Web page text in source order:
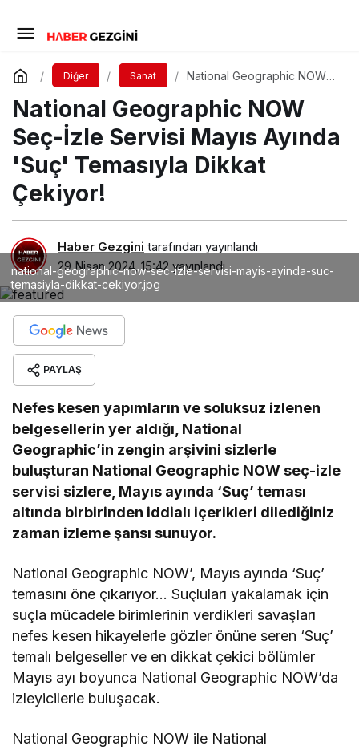
Diğer Sanat
National Geographic NOW
Ayında 'Suç' Temasıyla
Dikkat Çekiyor!
National Geographic NOW
Seç-İzle Servisi Mayıs Ayında
'Suç' Temasıyla Dikkat
Çekiyor!
Haber Gezgini tarafından yayınlandı
29 Nisan 2024, 15:42 yayınlandı
national-geographic-now-sec-izle-servisi-mayis-ayinda-suc-
temasiyla-dikkat-cekiyor.jpg
PAYLAŞ
Nefes kesen yapımların ve soluksuz izlenen
belgesellerin yer aldığı, National
Geographic’in zengin arşivini sizlerle
buluşturan National Geographic NOW seç-izle
servisi sizlere, Mayıs ayında ‘Suç’ teması
altında birbirinden iddialı içerikleri dilediğiniz
zaman izleme şansı sunuyor.
National Geographic NOW’, Mayıs ayında ‘Suç’
temasını öne çıkarıyor… Suçluları yakalamak için
suçla mücadele birimlerinin verdikleri savaşları
nefes kesen hikayelerle gözler önüne seren ‘Suç’
temalı belgeseller ve en dikkat çekici bölümler
Mayıs ayı boyunca National Geographic NOW’da
izleyicilerle buluşacak.
National Geographic NOW ile National